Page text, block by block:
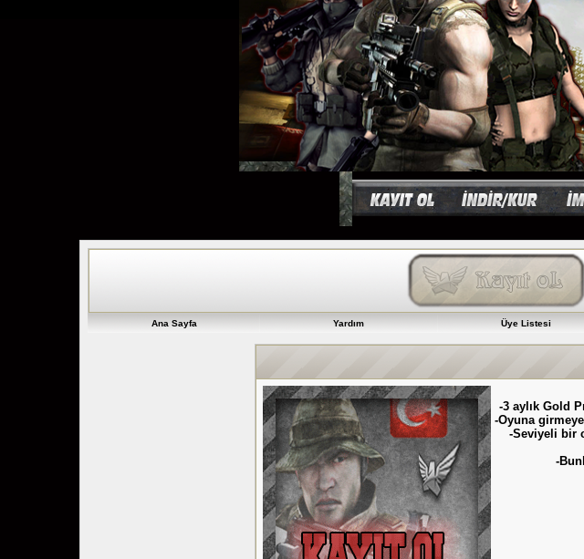
Ana Sayfa Yardım Üye Listesi
-3 aylık Gold
-Oyuna
-Seviyeli bir
-